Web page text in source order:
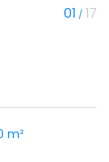
01 / 17
m²